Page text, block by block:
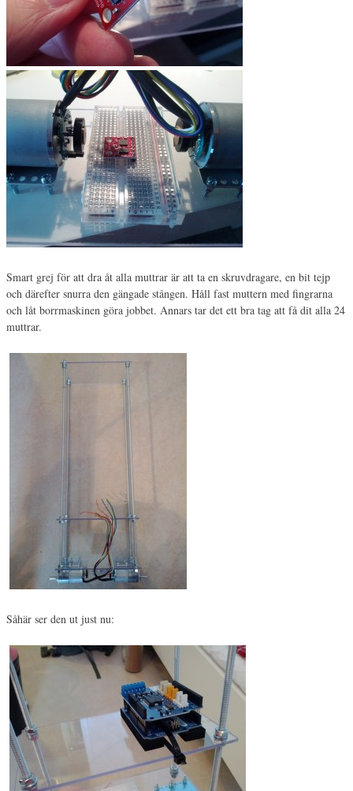
Smart grej för att dra åt alla muttrar är att ta en skruvdragare, en bit tejp
och därefter snurra den gängade stången. Håll fast muttern med fingrarna
och låt borrmaskinen göra jobbet. Annars tar det ett bra tag att få dit alla 24
muttrar.
Såhär ser den ut just nu: